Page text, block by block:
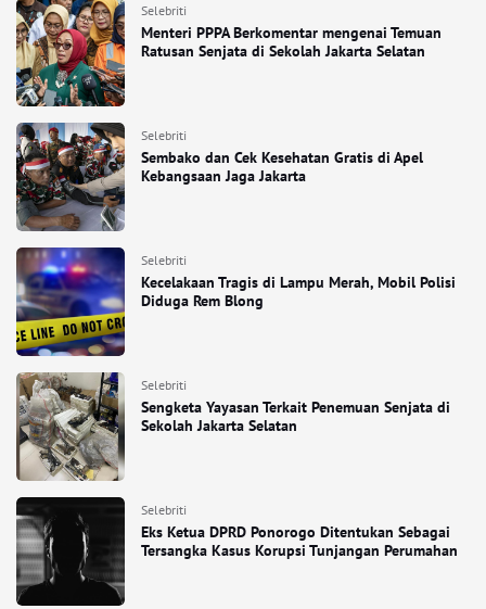
Selebriti
Menteri PPPA Berkomentar mengenai Temuan
Ratusan Senjata di Sekolah Jakarta Selatan
Selebriti
Sembako dan Cek Kesehatan Gratis di Apel
Kebangsaan Jaga Jakarta
Selebriti
Kecelakaan Tragis di Lampu Merah, Mobil Polisi
Diduga Rem Blong
Selebriti
Sengketa Yayasan Terkait Penemuan Senjata di
Sekolah Jakarta Selatan
Selebriti
Eks Ketua DPRD Ponorogo Ditentukan Sebagai
Tersangka Kasus Korupsi Tunjangan Perumahan